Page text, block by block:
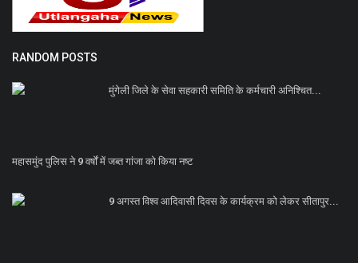
RANDOM POSTS
मुंगेली जिले के सेवा सहकारी समिति के कर्मचारी अनिश्चित...
महासमुंद पुलिस ने 9 वर्षों में जब्त गांजा को किया नष्ट
9 अगस्त विश्व आदिवासी दिवस के कार्यक्रम को लेकर सीतापुर...